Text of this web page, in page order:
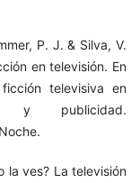
P. J. & Silva, V.
en televisión. En
televisiva en
y publicidad.
la ves? La televisión